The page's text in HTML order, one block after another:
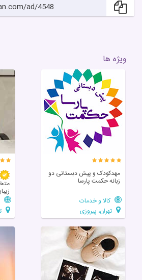
ad/4548
ویژه ها
مهدکودک و پیش دبستانی دو
زبانه حکمت پارسا
کالا و خدمات
تهران، پیروزی